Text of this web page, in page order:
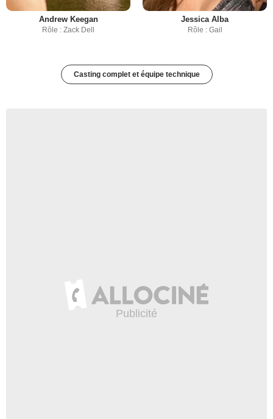
Andrew Keegan
Rôle : Zack Dell
Jessica Alba
Rôle : Gail
Casting complet et équipe technique